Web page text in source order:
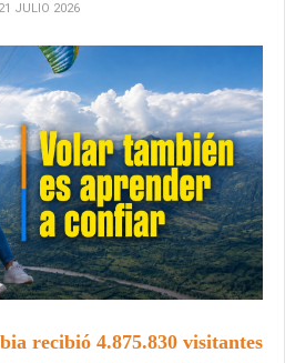
21 JULIO 2026
recibió 4.875.830 visitantes